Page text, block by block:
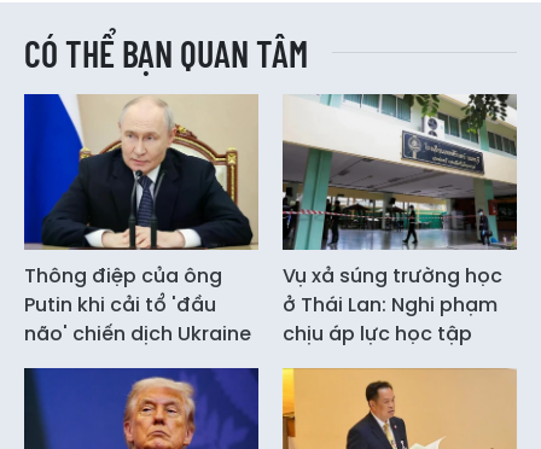
CÓ THỂ BẠN QUAN TÂM
Thông điệp của ông
Putin khi cải tổ 'đầu
não' chiến dịch Ukraine
Vụ xả súng trường học
ở Thái Lan: Nghi phạm
chịu áp lực học tập